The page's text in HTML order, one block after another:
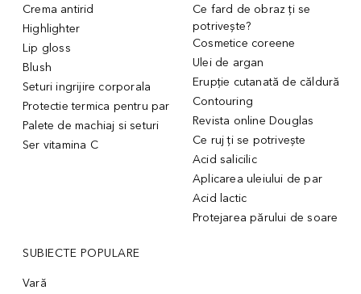
Crema antirid
Highlighter
Lip gloss
Blush
Seturi ingrijire corporala
Protectie termica pentru par
Palete de machiaj si seturi
Ser vitamina C
Ce fard de obraz ți se
potrivește?
Cosmetice coreene
Ulei de argan
Erupție cutanată de căldură
Contouring
Revista online Douglas
Ce ruj ți se potrivește
Acid salicilic
Aplicarea uleiului de par
Acid lactic
Protejarea părului de soare
SUBIECTE POPULARE
Vară